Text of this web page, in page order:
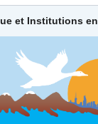
et Institutions en